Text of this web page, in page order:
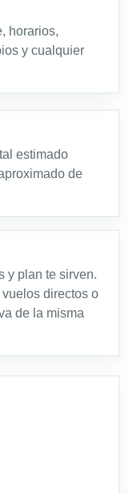
horarios,
y cualquier
estimado
de
y plan te sirven.
directos o
de la misma